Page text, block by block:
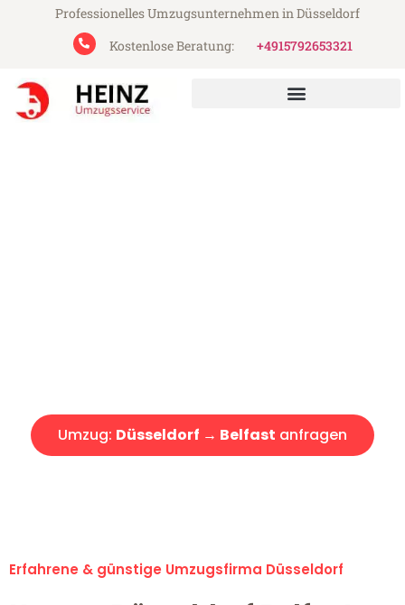
Professionelles Umzugsunternehmen in Düsseldorf
Kostenlose Beratung:
+4915792653321
Umzug: Düsseldorf → Belfast anfragen
Erfahrene & günstige Umzugsfirma Düsseldorf